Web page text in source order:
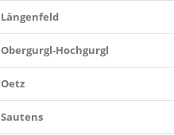
Längenfeld
Obergurgl-Hochgurgl
Oetz
Sautens